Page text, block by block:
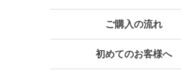
ご購入の流れ
初めてのお客様へ